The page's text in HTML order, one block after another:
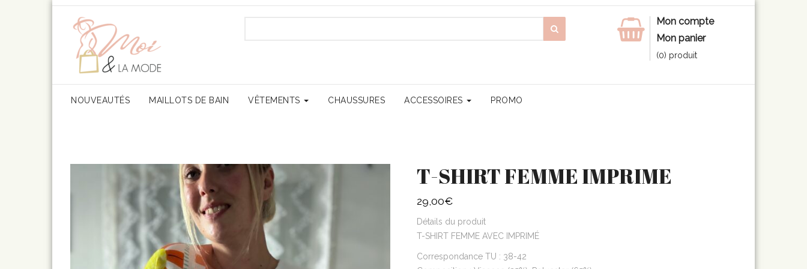
Mon compte
Mon panier
(0) produit
Navigation
NOUVEAUTÉS MAILLOTS DE BAIN VÊTEMENTS CHAUSSURES ACCESSOIRES PROMO
T-SHIRT FEMME IMPRIME
29,00€
Détails du produit
T-SHIRT FEMME AVEC IMPRIMÉ
Correspondance TU : 38-42